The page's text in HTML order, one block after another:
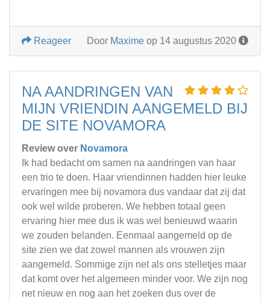
Door Maxime op 14 augustus 2020
Reageer
NA AANDRINGEN VAN
MIJN VRIENDIN AANGEMELD BIJ
DE SITE NOVAMORA
Review over Novamora
Ik had bedacht om samen na aandringen van haar
een trio te doen. Haar vriendinnen hadden hier leuke
ervaringen mee bij novamora dus vandaar dat zij dat
ook wel wilde proberen. We hebben totaal geen
ervaring hier mee dus ik was wel benieuwd waarin
we zouden belanden. Eenmaal aangemeld op de
site zien we dat zowel mannen als vrouwen zijn
aangemeld. Sommige zijn net als ons stelletjes maar
dat komt over het algemeen minder voor. We zijn nog
net nieuw en nog aan het zoeken dus over de